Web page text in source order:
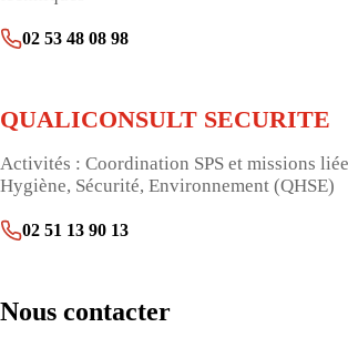
02 53 48 08 98
QUALICONSULT SECURITE
Activités : Coordination SPS et missions
Hygiène, Sécurité, Environnement (QHSE)
02 51 13 90 13
Nous contacter